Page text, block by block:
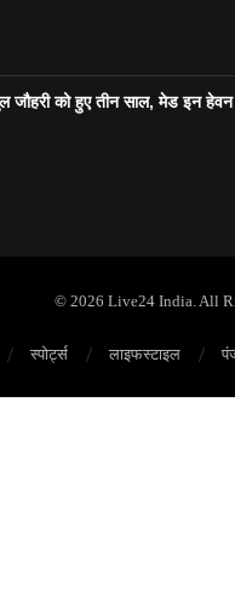
जौहरी को हुए तीन साल, मेड इन
© 2026 Live24 India. All
स्पोर्ट्स लाइफस्टाइल